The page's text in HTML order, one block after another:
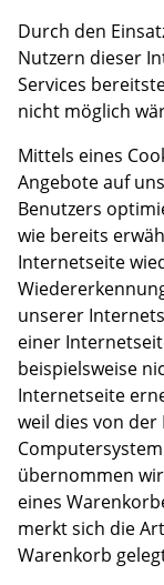
Durch den
Nutzern dieser
Services
nicht möglich
Mittels eines
Angebote auf
Benutzers
wie bereits
Internetseite
unserer
einer
beispielsweise
Internetseite
weil dies von
übernommen
eines
merkt sich die
Warenkorb